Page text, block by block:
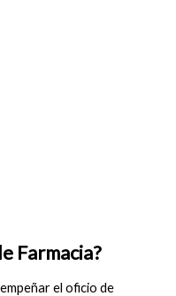
Farmacia?
el oficio de